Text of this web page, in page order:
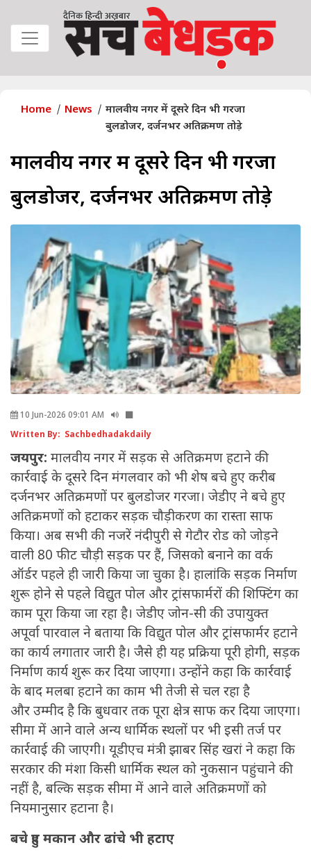
Home News
मालवीय नगर में दूसरे दिन भी गरजा
बुलडोजर, दर्जनभर अतिक्रमण तोड़े
मालवीय नगर में दूसरे दिन भी गरजा
बुलडोजर, दर्जनभर अतिक्रमण तोड़े
10 Jun-2026 09:01 AM
Written By: Sachbedhadakdaily
जयपुर: मालवीय नगर में सड़क से अतिक्रमण हटाने की
कार्रवाई के दूसरे दिन मंगलवार को भी शेष बचे हुए करीब
दर्जनभर अतिक्रमणों पर बुलडोजर गरजा। जेडीए ने बचे हुए
अतिक्रमणों को हटाकर सड़क चौड़ीकरण का रास्ता साफ
किया। अब सभी की नजरें नंदीपुरी से गेटौर रोड को जोड़ने
वाली 80 फीट चौड़ी सड़क पर हैं, जिसको बनाने का वर्क
ऑर्डर पहले ही जारी किया जा चुका है। हालांकि सड़क निर्माण
शुरू होने से पहले विद्युत पोल और ट्रांसफार्मरों की शिफ्टिंग का
काम पूरा किया जा रहा है। जेडीए जोन-सी की उपायुक्त
अपूर्वा पारवाल ने बताया कि विद्युत पोल और ट्रांसफार्मर हटाने
का कार्य लगातार जारी है। जैसे ही यह प्रक्रिया पूरी होगी, सड़क
निर्माण कार्य शुरू कर दिया जाएगा। उन्होंने कहा कि कार्रवाई
के बाद मलबा हटाने का काम भी तेजी से चल रहा है
और उम्मीद है कि बुधवार तक पूरा क्षेत्र साफ कर दिया जाएगा।
सीमा में आने वाले अन्य धार्मिक स्थलों पर भी इसी तर्ज पर
कार्रवाई की जाएगी। यूडीएच मंत्री झाबर सिंह खरां ने कहा कि
सरकार की मंशा किसी धार्मिक स्थल को नुकसान पहुंचाने की
नहीं है, बल्कि सड़क सीमा में आने वाले अतिक्रमणों को
नियमानुसार हटाना है।
बचे हुए मकान और ढांचे भी हटाए